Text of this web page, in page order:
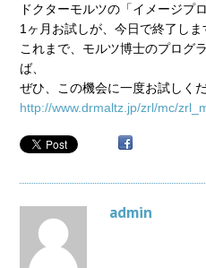
ドクターモルツの「イメージプ
1ヶ月お試しが、今日で終了しま
これまで、モルツ博士のプログ
ば、
ぜひ、この機会に一度お試しくだ
http://www.drmaltz.jp/zrl/mc/
admin